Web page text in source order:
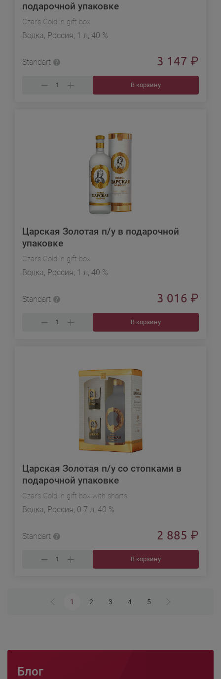
подарочной упаковке
Czar's Gold in gift box
Водка, Россия, 1 л, 40 %
Standart 3 147 ₽
В корзину
Царская Золотая п/у в подарочной
упаковке
Czar's Gold in gift box
Водка, Россия, 1 л, 40 %
Standart 3 016 ₽
В корзину
Царская Золотая п/у со стопками в
подарочной упаковке
Czar's Gold in gift box with shorts
Водка, Россия, 0.7 л, 40 %
Standart 2 885 ₽
В корзину
1 2 3 4 5
Блог